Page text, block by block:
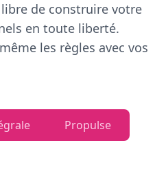
de construire votre
en toute liberté.
les règles avec vos
Propulse